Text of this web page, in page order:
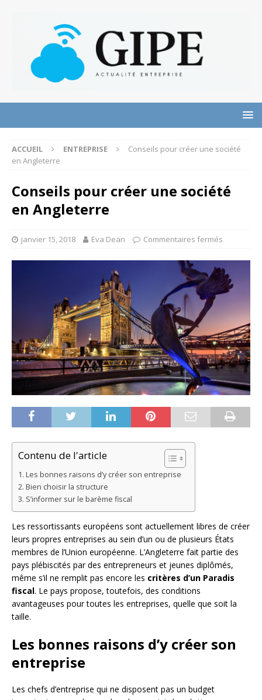
ACCUEIL ENTREPRISE
Conseils pour créer une société
en Angleterre
Conseils pour créer une société
en Angleterre
janvier 15, 2018 Eva Dean Commentaires fermés
Contenu de l'article
Les bonnes raisons d’y créer son entreprise
Bien choisir la structure
S’informer sur le barème fiscal
Les ressortissants européens sont actuellement libres de créer
leurs propres entreprises au sein d’un ou de plusieurs États
membres de l’Union européenne. L’Angleterre fait partie des
pays plébiscités par des entrepreneurs et jeunes diplômés,
même s’il ne remplit pas encore les critères d’un Paradis
fiscal. Le pays propose, toutefois, des conditions
avantageuses pour toutes les entreprises, quelle que soit la
taille.
Les bonnes raisons d’y créer son
entreprise
Les chefs d’entreprise qui ne disposent pas un budget